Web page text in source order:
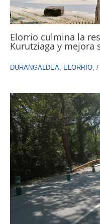
Elorrio culmina la
Kurutziaga y mejora
DURANGALDEA ELORRIO /